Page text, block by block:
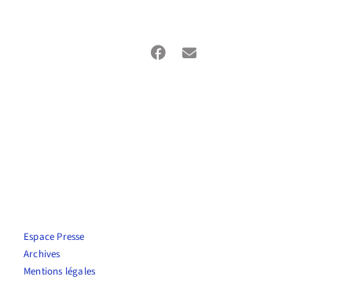
Espace Presse
Archives
Mentions légales